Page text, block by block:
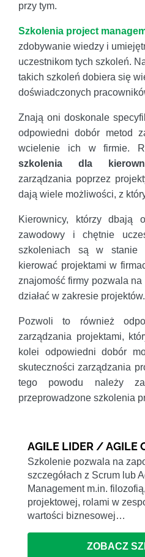
przy tym.
Szkolenia project
zdobywanie wiedzy i
uczestnikom tych szkoleń.
takich szkoleń dobiera się
doświadczonych
Znają oni doskonale
odpowiedni dobór metod
wcielenie ich w firmie.
szkolenia dla
zarządzania poprzez
dają wiele możliwości, z
Kierownicy, którzy dbają
zawodowy i chętnie
szkoleniach są w stanie
kierować projektami w
znajomość firmy pozwala
działać w zakresie projektów.
Pozwoli to również
zarządzania projektami,
kolei odpowiedni dobór
skuteczności zarządzania
tego powodu należy
przeprowadzone szkolenia
AGILE LIDER / AGILE
Szkolenie pozwala na
szczegółach z Scrum lub
Management m.in.
projektowej, rolami w
wartości biznesowej…
ZOBACZ